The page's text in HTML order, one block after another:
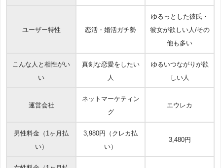
ユーザー特性 恋活・婚活ガチ勢
ゆるっとした彼氏・
彼女が欲しい人/その
他も多い
こんな人と相性がい
い
真剣な恋愛をしたい
人
ゆるいつながりが欲
しい人
運営会社
ネットマーケティン
グ
エウレカ
男性料金（1ヶ月払
い）
3,980円（クレカ払
い）
3,480円